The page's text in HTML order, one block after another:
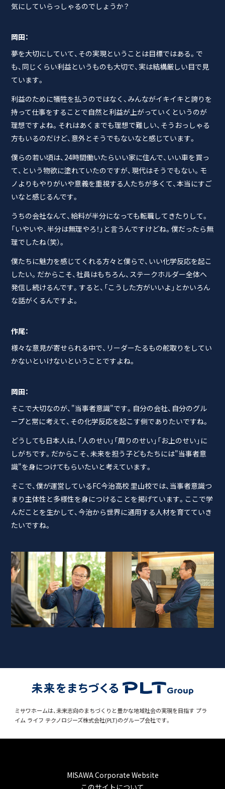
気にしていらっしゃるのでしょうか？
岡田：
夢を大切にしていて、その実現ということは目標ではある。で
も、同じくらい利益というものも大切で、実は結構厳しい目で見
ています。
利益のために犠牲を払うのではなく、みんながイキイキと誇りを
持って仕事をすることで自然と利益が上がっていくというのが
理想ですよね。それはあくまでも理想で難しい、そうおっしゃる
方もいるのだけど、意外とそうでもないなと感じています。
僕らの若い頃は、24時間働いたらいい家に住んで、いい車を買っ
て、という物欲に塗れていたのですが、現代はそうでもない。モ
ノよりもやりがいや意義を重視する人たちが多くて、本当にすご
いなと感じるんです。
うちの会社なんて、給料が半分になっても転職してきたりして。
「いやいや、半分は無理やろ！」と言うんですけどね。僕だったら無
理でしたね（笑）。
僕たちに魅力を感じてくれる方々と僕らで、いい化学反応を起こ
したい。だからこそ、社員はもちろん、ステークホルダー全体へ
発信し続けるんです。すると、「こうした方がいいよ」とかいろん
な話がくるんですよ。
作尾：
様々な意見が寄せられる中で、リーダーたるもの舵取りをしてい
かないといけないということですよね。
岡田：
そこで大切なのが、"当事者意識"です。自分の会社、自分のグル
ープと常に考えて、その化学反応を起こす側でありたいですね。
どうしても日本人は、「人のせい」「周りのせい」「お上のせい」に
しがちです。だからこそ、未来を担う子どもたちには"当事者意
識"を身につけてもらいたいと考えています。
そこで、僕が運営しているFC今治高校 里山校では、当事者意識つ
まり主体性と多様性を身につけることを掲げています。ここで学
んだことを生かして、今治から世界に通用する人材を育てていき
たいですね。
ミサワホームは、未来志向のまちづくりと豊かな地域社会の実現を目指す プラ
イム ライフ テクノロジーズ株式会社(PLT)のグループ会社です。
MISAWA Corporate Website